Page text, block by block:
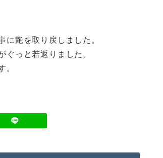
艶を取り戻しました。
っと若返りました。